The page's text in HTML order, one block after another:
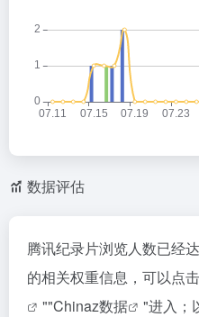
数据评估
腾讯纪录片浏览人数已经
的相关权重信息，可以点
""Chinaz数据
"进入；